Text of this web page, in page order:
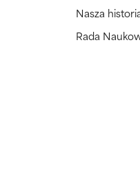
Nasza
Rada